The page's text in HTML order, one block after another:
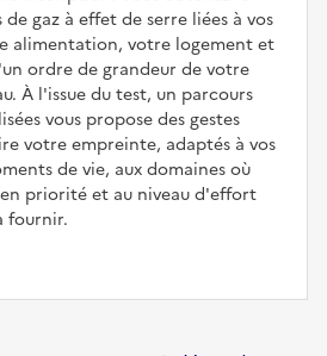
gaz à effet de serre liées à vos
alimentation, votre logement et
ordre de grandeur de votre
À l'issue du test, un parcours
vous propose des gestes
votre empreinte, adaptés à vos
de vie, aux domaines où
priorité et au niveau d'effort
fournir.